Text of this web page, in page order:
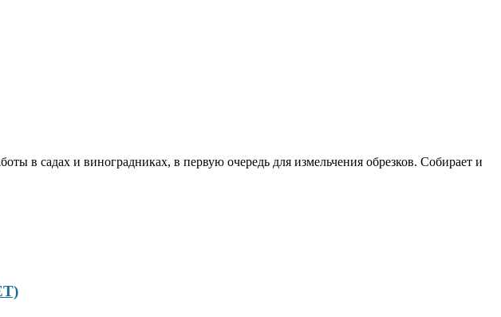
в садах и виноградниках, в первую очередь для измельчения обрезков. Собирает и